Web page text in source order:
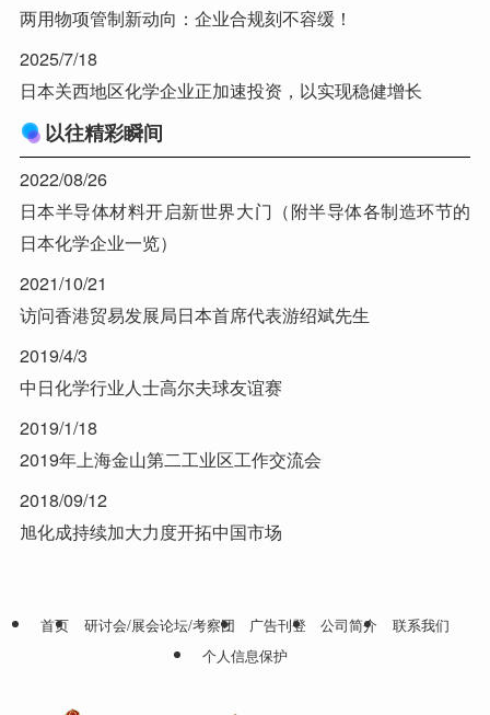
两用物项管制新动向：企业合规刻不容缓！
2025/7/18
日本关西地区化学企业正加速投资，以实现稳健增长
以往精彩瞬间
2022/08/26
日本半导体材料开启新世界大门（附半导体各制造环节的
日本化学企业一览）
2021/10/21
访问香港贸易发展局日本首席代表游绍斌先生
2019/4/3
中日化学行业人士高尔夫球友谊赛
2019/1/18
2019年上海金山第二工业区工作交流会
2018/09/12
旭化成持续加大力度开拓中国市场
首页 研讨会/展会论坛/考察团 广告刊登 公司简介
联系我们
个人信息保护